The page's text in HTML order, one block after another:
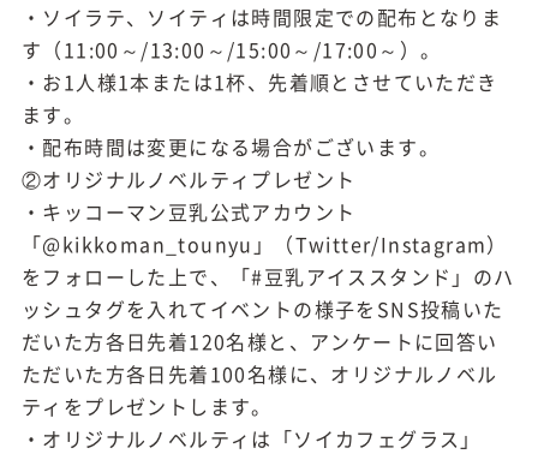
・ソイラテ、ソイティは時間限定での配布となりま
す（11:00～/13:00～/15:00～/17:00～）。
・お1人様1本または1杯、先着順とさせていただき
ます。
・配布時間は変更になる場合がございます。
②オリジナルノベルティプレゼント
・キッコーマン豆乳公式アカウント
「@kikkoman_tounyu」（Twitter/Instagram）
をフォローした上で、「#豆乳アイススタンド」のハ
ッシュタグを入れてイベントの様子をSNS投稿いた
だいた方各日先着120名様と、アンケートに回答い
ただいた方各日先着100名様に、オリジナルノベル
ティをプレゼントします。
・オリジナルノベルティは「ソイカフェグラス」